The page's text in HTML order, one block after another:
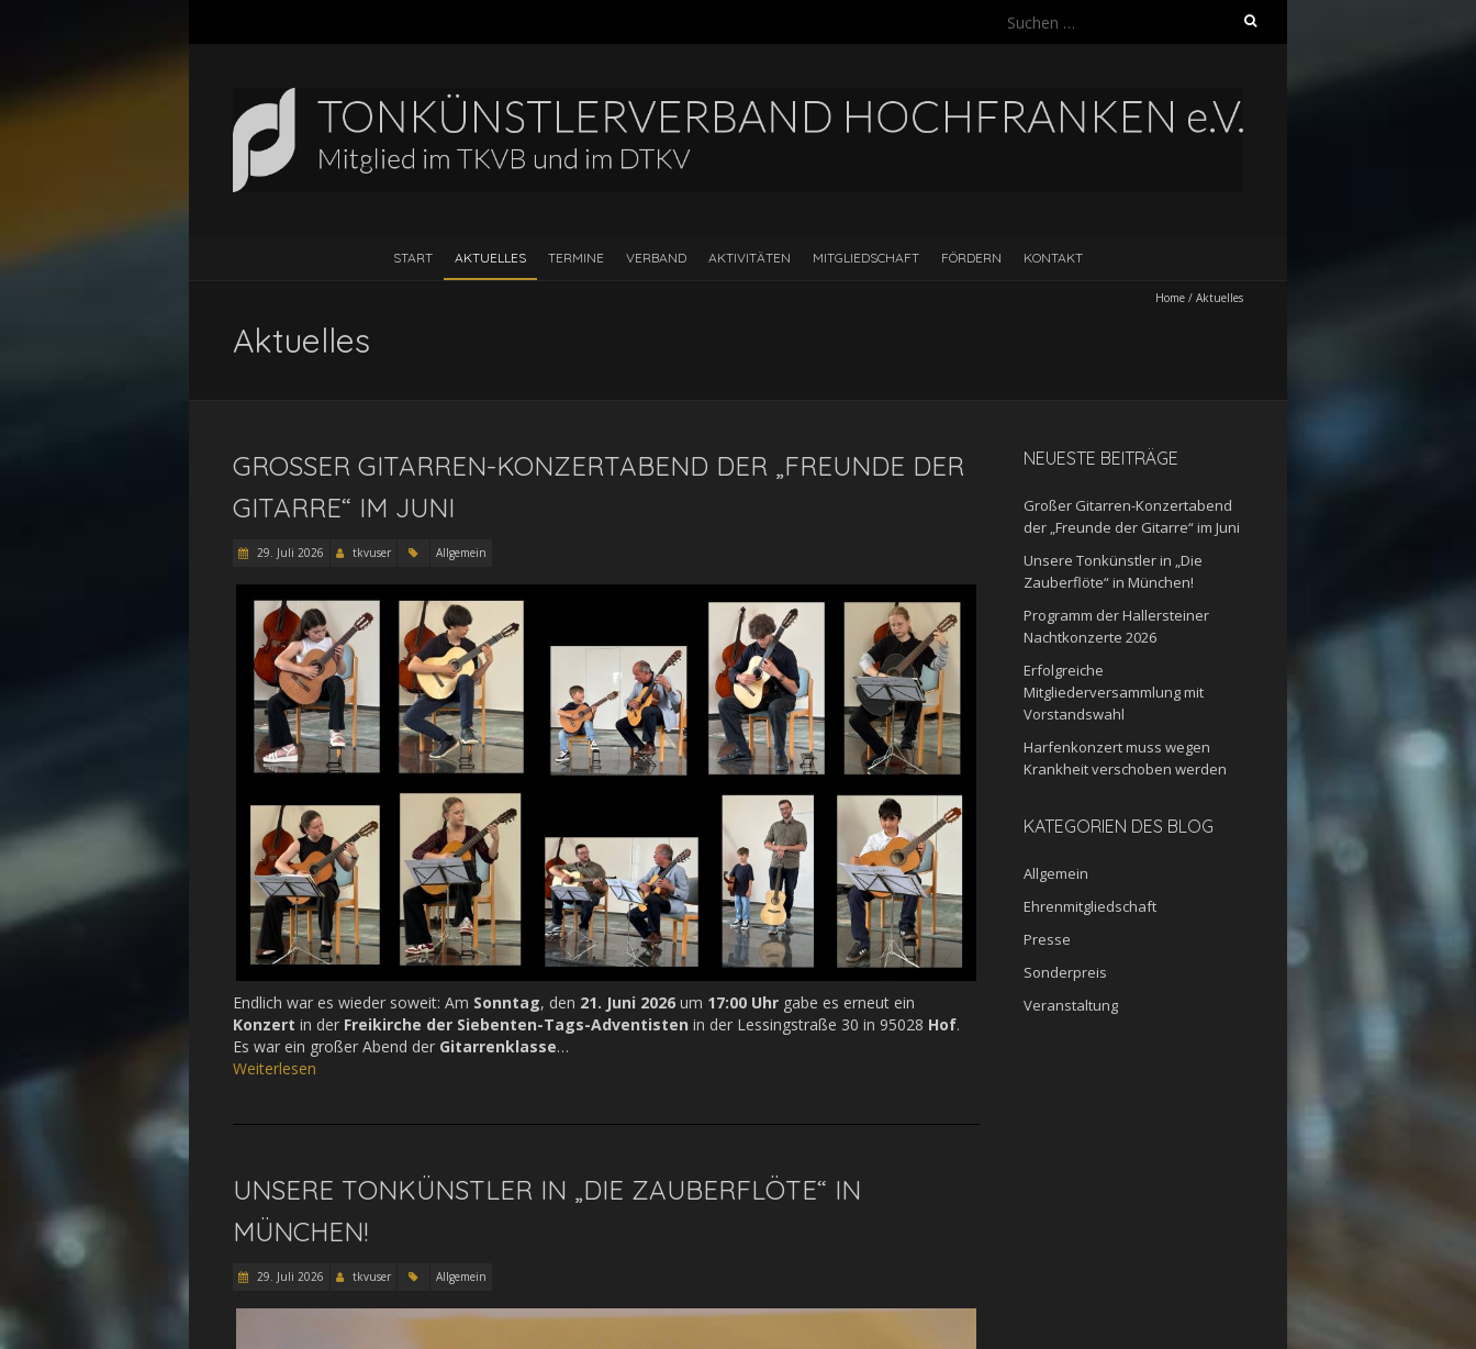
Suchen
START AKTUELLES TERMINE VERBAND AKTIVITÄTEN MITGLIEDSCHAFT FÖRDERN KONTAKT
Home / Aktuelles
Aktuelles
GROSSER GITARREN-KONZERTABEND DER „FREUNDE DER G
ITARRE“ IM JUNI
29. Juli 2026 tkvuser Allgemein
Endlich war es wieder soweit: Am Sonntag, den 21. Juni 2026 um 17:00 Uhr gabe es erneut ein
Konzert in der Freikirche der Siebenten-Tags-Adventisten in der Lessingstraße 30 in 95028 Hof.
Es war ein großer Abend der Gitarrenklasse…
Weiterlesen
UNSERE TONKÜNSTLER IN „DIE ZAUBERFLÖTE“ IN
MÜNCHEN!
29. Juli 2026 tkvuser Allgemein
NEUESTE BEITRÄGE
Großer Gitarren-Konzertabend
der „Freunde der Gitarre“ im Juni
Unsere Tonkünstler in „Die
Zauberflöte“ in München!
Programm der Hallersteiner
Nachtkonzerte 2026
Erfolgreiche
Mitgliederversammlung mit
Vorstandswahl
Harfenkonzert muss wegen
Krankheit verschoben werden
KATEGORIEN DES BLOG
Allgemein
Ehrenmitgliedschaft
Presse
Sonderpreis
Veranstaltung